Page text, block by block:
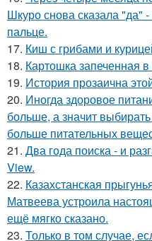
Шкуро снова сказала "да"
пальце.
17. Киш с грибами и
18. Картошка запеченная
19. История прозаична
20. Иногда здоровое
больше, а значит
больше питательных
21. Два года поиска - и
View.
22. Казахстанская
Матвеева устроила
ещё мягко сказано.
23. Только в том случае,